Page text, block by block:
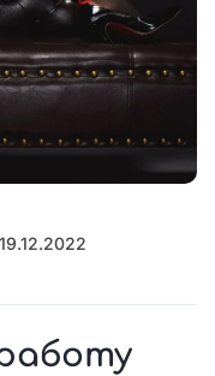
19.12.2022